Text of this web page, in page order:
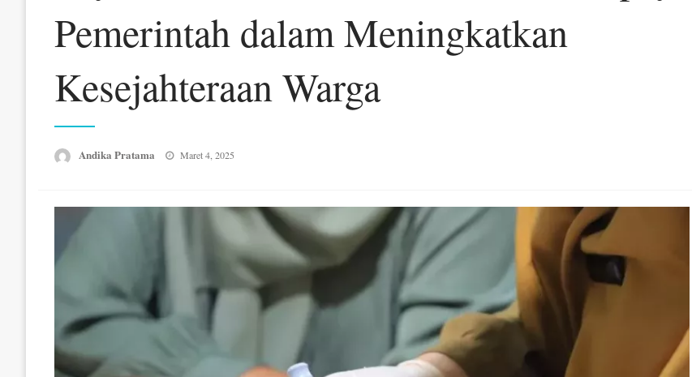
Pemerintah dalam Meningkatkan
Kesejahteraan Warga
Andika Pratama
Posted
Maret 4, 2025